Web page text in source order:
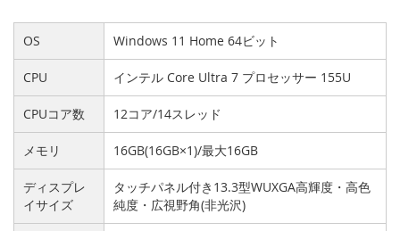
OS Windows 11 Home 64ビット
CPU インテル Core Ultra 7 プロセッサー 155U
CPUコア数 12コア/14スレッド
メモリ 16GB(16GB×1)/最大16GB
ディスプレ
イサイズ
タッチパネル付き13.3型WUXGA高輝度・高色
純度・広視野角(非光沢)